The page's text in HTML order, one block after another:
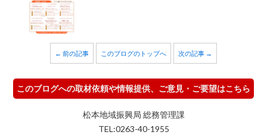
← 前の記事 このブログのトップへ 次の記事 →
このブログへの取材依頼や情報提供、ご意見・ご要望はこちら
松本地域振興局 総務管理課
TEL:0263-40-1955